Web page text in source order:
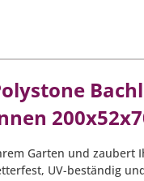
Garten und zaubert
UV-beständig